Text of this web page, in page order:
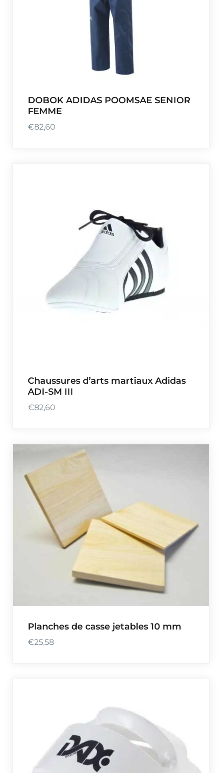
DOBOK ADIDAS POOMSAE SENIOR
FEMME
€82,60
Chaussures d’arts martiaux Adidas
ADI-SM III
€82,60
Planches de casse jetables 10 mm
€25,58